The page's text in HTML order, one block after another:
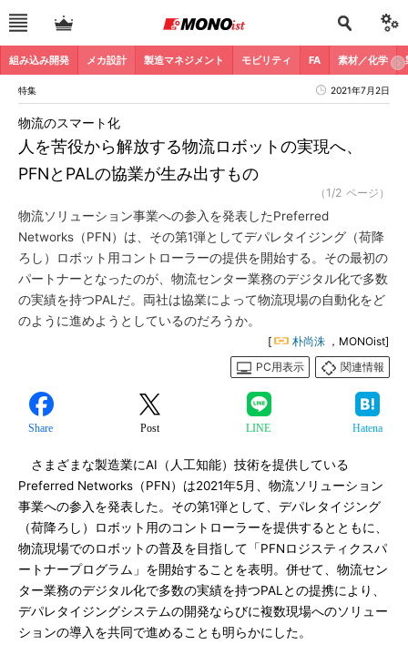
組み込み開発 メカ設計 製造マネジメント モビリティ FA 素材／化学
特集 2021年7月2日
人を苦役から解放する物流ロボットの実現へ、
PFNとPALの協業が生み出すもの
物流のスマート化
（1/2 ページ）
物流ソリューション事業への参入を発表したPreferred
Networks（PFN）は、その第1弾としてデパレタイジング（荷降
ろし）ロボット用コントローラーの提供を開始する。その最初の
パートナーとなったのが、物流センター業務のデジタル化で多数
の実績を持つPALだ。両社は協業によって物流現場の自動化をど
のように進めようとしているのだろうか。
[ 朴尚洙 ，MONOist]
PC用表示
関連情報
Share Post LINE Hatena
さまざまな製造業にAI（人工知能）技術を提供している
Preferred Networks（PFN）は2021年5月、物流ソリューション
事業への参入を発表した。その第1弾として、デパレタイジング
（荷降ろし）ロボット用のコントローラーを提供するとともに、
物流現場でのロボットの普及を目指して「PFNロジスティクスパ
ートナープログラム」を開始することを表明。併せて、物流セン
ター業務のデジタル化で多数の実績を持つPALとの提携により、
デパレタイジングシステムの開発ならびに複数現場へのソリュー
ションの導入を共同で進めることも明らかにした。